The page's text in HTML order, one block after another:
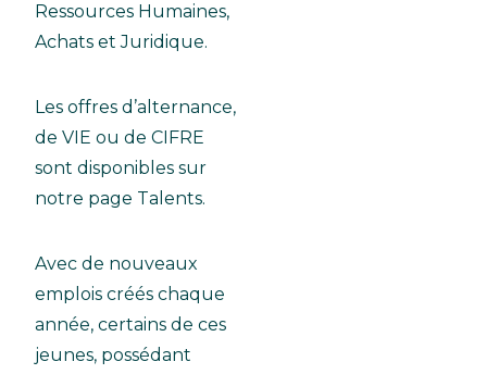
Ressources Humaines,
Achats et Juridique.
Les offres d’alternance,
de VIE ou de CIFRE
sont disponibles sur
notre page Talents.
Avec de nouveaux
emplois créés chaque
année, certains de ces
jeunes, possédant